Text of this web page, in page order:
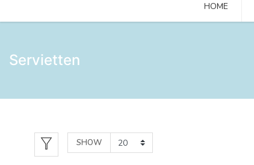
HOME
Servietten
SHOW